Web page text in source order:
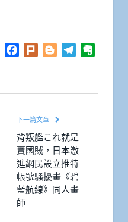
Facebook
Plurk BloggerTelegram
下一篇文章
背叛艦これ就是
賣國賊，日本激
進網民設立推特
帳號騷擾畫《碧
藍航線》同人畫
師